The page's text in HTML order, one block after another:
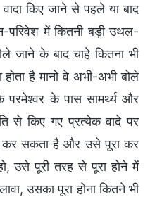
किए जाने से पहले या बाद
परिवेश में कितनी बड़ी उथल-
जाने के बाद चाहे कितना भी
है मानो वे अभी-अभी बोले
परमेश्वर के पास सामर्थ्य और
से किए गए प्रत्येक वादे पर
सकता है और उसे पूरा कर
उसे पूरी तरह से पूरा होने में
उसका पूरा होना कितने भी